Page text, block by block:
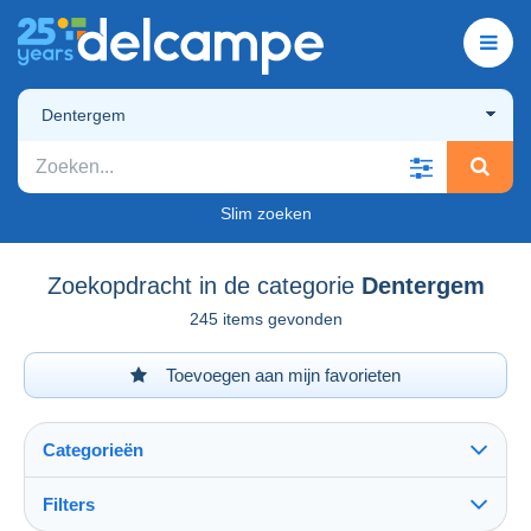
Dentergem
Slim zoeken
Zoekopdracht in de categorie Dentergem
245 items gevonden
Toevoegen aan mijn favorieten
Categorieën
Filters